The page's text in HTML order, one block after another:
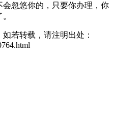
忽悠你的，只要你办理，你
如若转载，请注明出处：